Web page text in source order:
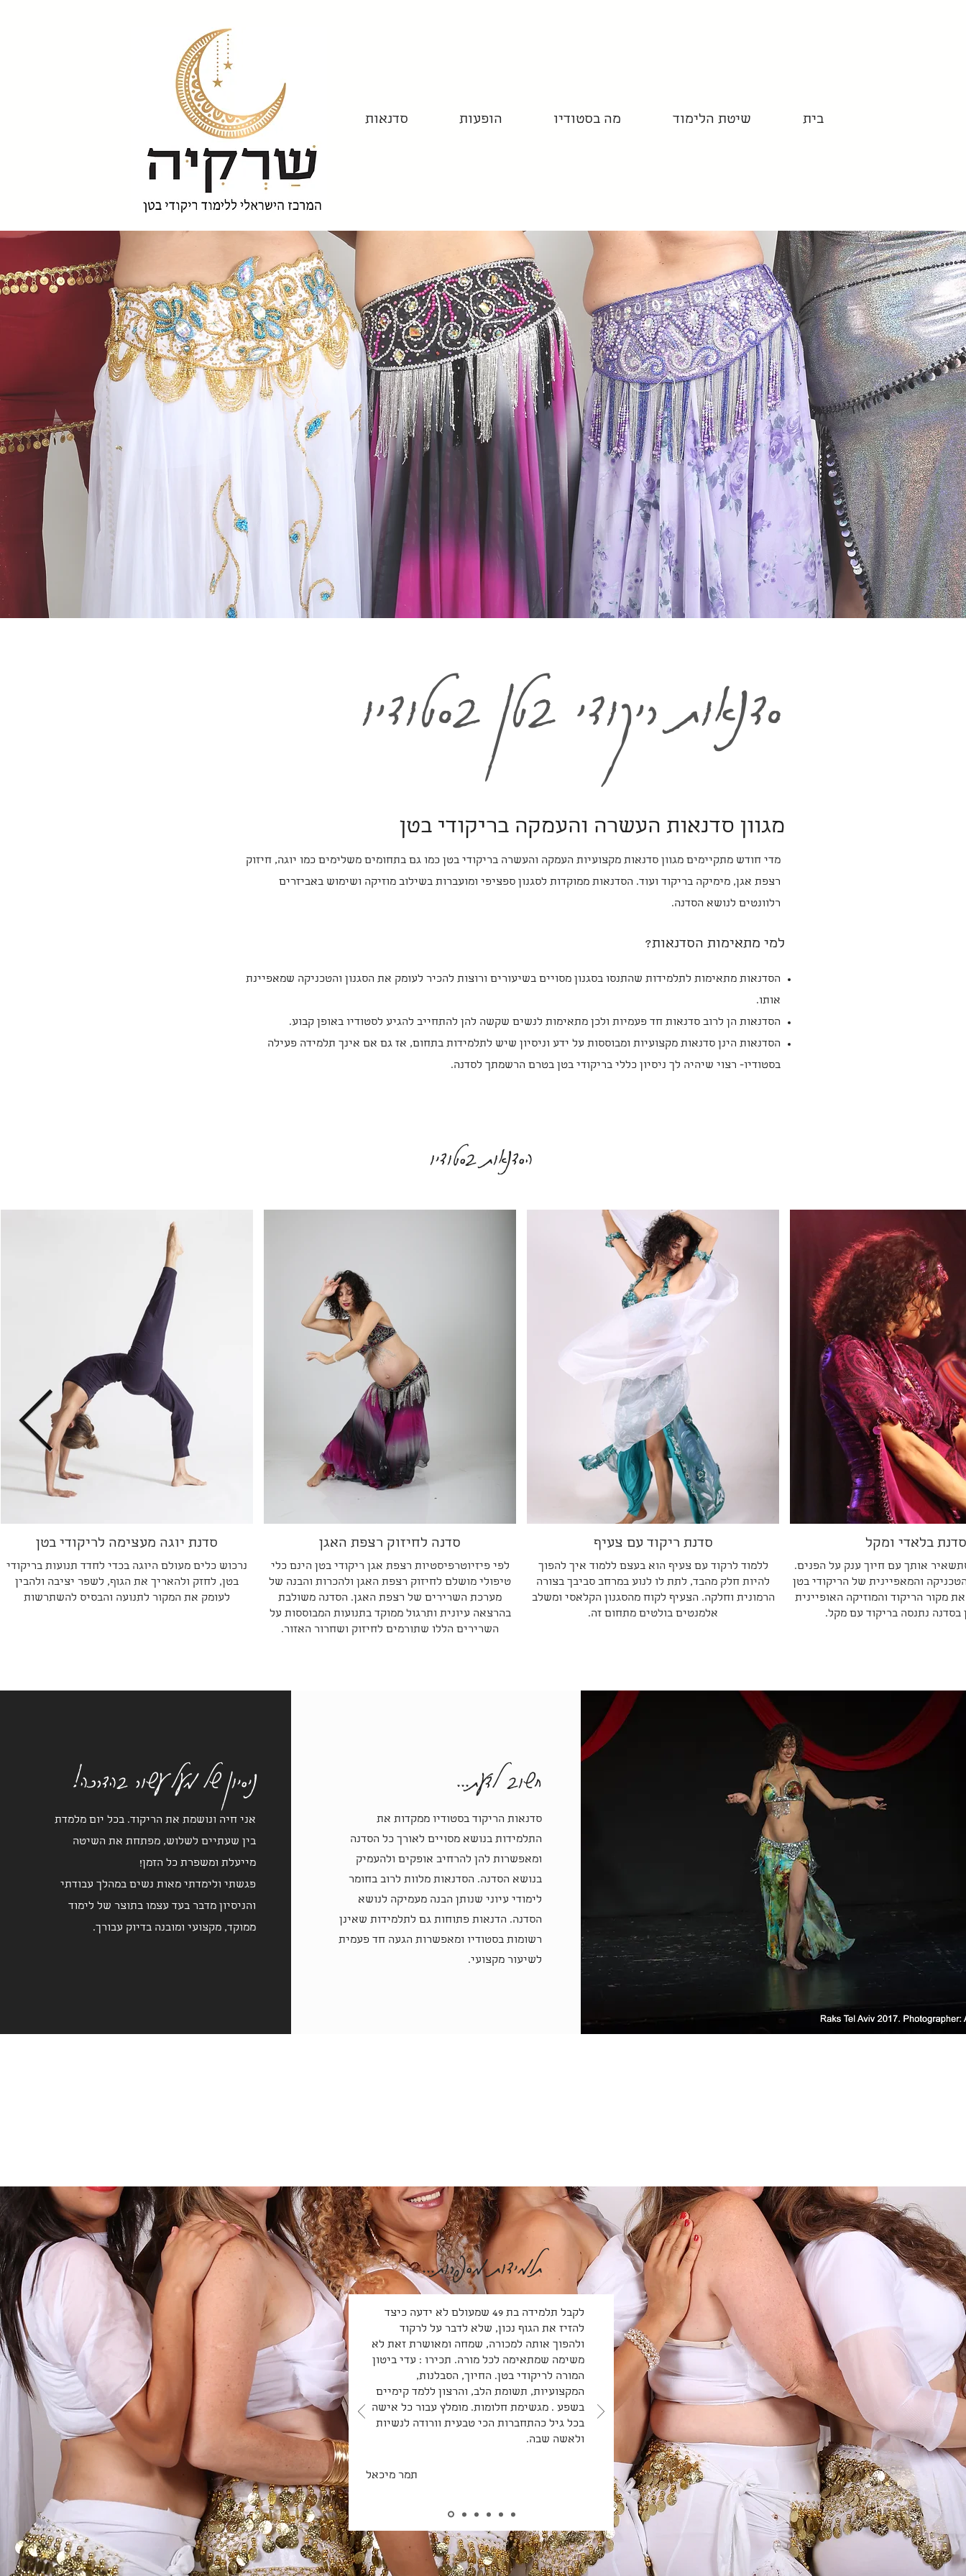
בית שיטת הלימוד מה בסטודיו הופעות סדנאות
סדנאות ריקודי בטן בסטודיו
מגוון סדנאות העשרה והעמקה בריקודי בטן
מדי חודש מתקיימים מגוון סדנאות מקצועיות העמקה והעשרה בריקודי בטן כמו גם בתחומים משלימים כמו יוגה, חיזוק
רצפת אגן, מימיקה בריקוד ועוד. הסדנאות ממוקדות לסגנון ספציפי ומועברות בשילוב מוזיקה ושימוש באביזרים
רלוונטים לנושא הסדנה.
למי מתאימות הסדנאות?
הסדנאות מתאימות לתלמידות שהתנסו בסגנון מסויים בשיעורים ורוצות להכיר לעומק את הסגנון והטכניקה שמאפיינת
אותו.
הסדנאות הן לרוב סדנאות חד פעמיות ולכן מתאימות לנשים שקשה להן להתחייב להגיע לסטודיו באופן קבוע.
הסדנאות הינן סדנאות מקצועיות ומבוססות על ידע וניסיון שיש לתלמידות בתחום, אז גם אם אינך תלמידה פעילה
בסטודיו- רצוי שיהיה לך ניסיון כללי בריקודי בטן בטרם הרשמתך לסדנה.
הסדנאות בסטודיו
סדנת בלאדי ומקל
אותך עם חיוך ענק על הפנים.
והמאפיינית של הריקודי בטן
מקור הריקוד והמוזיקה האופיינית
בסדנה נתנסה בריקוד עם מקל.
סדנת ריקוד עם צעיף
ללמוד לרקוד עם צעיף הוא בעצם ללמוד איך להפוך
להיות חלק מהבד, לתת לו לנוע במרחב סביבך בצורה
הרמונית וחלקה. הצעיף לקוח מהסגנון הקלאסי ומשלב
אלמנטים בולטים מתחום זה.
סדנה לחיזוק רצפת האגן
לפי פיזיוטרפיסטיות רצפת אגן ריקודי בטן הינם כלי
טיפולי מושלם לחיזוק רצפת האגן ולהכרות והבנה של
מערכת השרירים של רצפת האגן. הסדנה משולבת
בהרצאה עיונית ותרגול ממוקד בתנועות המבוססות על
השרירים הללו שתורמים לחיזוק ושחרור האזור.
סדנת יוגה מעצימה לריקודי בטן
נרכוש כלים מעולם היוגה בכדי לחדד תנועות בריקודי
בטן, לחזק ולהאריך את הגוף, לשפר יציבה ולהבין
לעומק את המקור לתנועה והבסיס להשתרשות
ניסיון של מעל עשור בהדרכה!
אני חיה ונושמת את הריקוד. בכל יום מלמדת
בין שעתיים לשלוש, מפתחת את השיטה
מייעלת ומשפרת כל הזמן!
פגשתי ולימדתי מאות נשים במהלך עבודתי
והניסיון מדבר בעד עצמו בתוצר של לימוד
ממוקד, מקצועי ומובנה בדיוק עבורך.
חשוב לדעת...
סדנאות הריקוד בסטודיו ממקדות את
התלמידות בנושא מסויים לאורך כל הסדנה
ומאפשרות להן להרחיב אופקים ולהעמיק
בנושא הסדנה. הסדנאות מלוות לרוב בחומר
לימודי עיוני שנותן הבנה מעמיקה לנושא
הסדנה. הדנאות פתוחות גם לתלמידות שאינן
רשומות בסטודיו ומאפשרות הגעה חד פעמית
לשיעור מקצועי.
תלמידות מספרות...
לקבל תלמידה בת 49 שמעולם לא ידעה כיצד
להזיז את הגוף נכון, שלא לדבר על לרקוד
ולהפוך אותה למכורה, שמחה ומאושרת זאת לא
משימה שמתאימה לכל מורה. תכירו : עדי ביטון
המורה לריקודי בטן. החיוך, הסבלנות,
המקצועיות, תשומת הלב, והרצון ללמד קימיים
בשפע . מגשימת חלומות. מומלץ עבור כל אישה
בכל גיל כהתחברות הכי טבעית וורודה לנשיות
ולאשה שבה.
תמר מיכאל